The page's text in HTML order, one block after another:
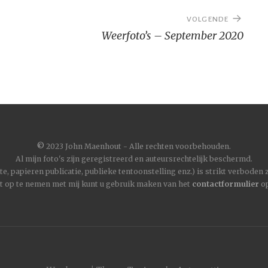
VOLGENDE
Weerfoto’s – September 2020
© 2023 John Maenhout - Alle rechten voorbehouden.
Al mijn foto's zijn geregistreerd en auteursrechtelijk beschermd.
papieren publicatie, publieke tentoonstelling enz.) is strikt
op te nemen met mij kunt u gebruik maken van het contactformulier